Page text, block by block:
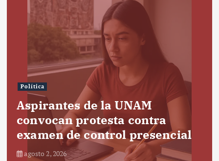
Política
Aspirantes de la UNAM
convocan protesta contra
examen de control presencial
agosto 2, 2026